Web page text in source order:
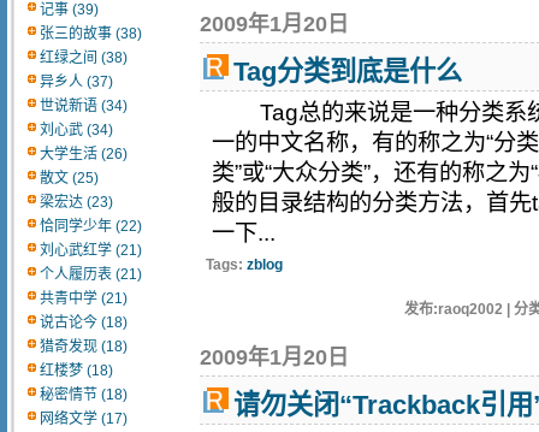
记事 (39)
张三的故事 (38)
红绿之间 (38)
异乡人 (37)
世说新语 (34)
刘心武 (34)
大学生活 (26)
散文 (25)
梁宏达 (23)
恰同学少年 (22)
刘心武红学 (21)
个人履历表 (21)
共青中学 (21)
说古论今 (18)
猎奇发现 (18)
红楼梦 (18)
秘密情节 (18)
网络文学 (17)
2009年1月20日
Tag分类到底是什么
Tag总的来说是一种分类
一的中文名称，有的称之为“分
类”或“大众分类”，还有的称之
般的目录结构的分类方法，首
一下...
Tags: zblog
发布:raoq2002 | 分
2009年1月20日
请勿关闭“Trackback引用